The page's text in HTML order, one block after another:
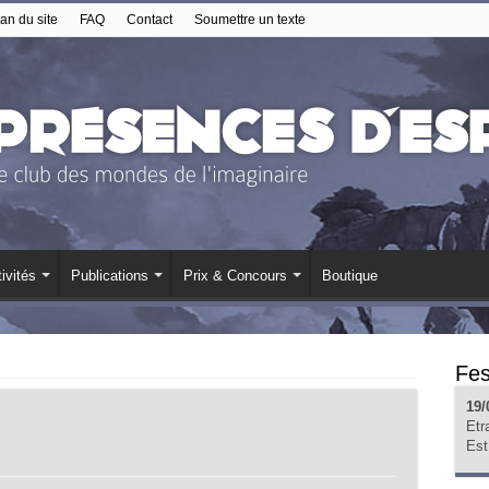
du site FAQ Contact Soumettre un texte
Publications Prix & Concours Boutique
19/
Est